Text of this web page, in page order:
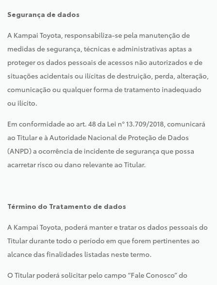
Segurança de dados
A Kampai Toyota, responsabiliza-se pela manutenção de
medidas de segurança, técnicas e administrativas aptas a
proteger os dados pessoais de acessos não autorizados e de
situações acidentais ou ilícitas de destruição, perda, alteração,
comunicação ou qualquer forma de tratamento inadequado
ou ilícito.
Em conformidade ao art. 48 da Lei nº 13.709/2018, comunicará
ao Titular e à Autoridade Nacional de Proteção de Dados
(ANPD) a ocorrência de incidente de segurança que possa
acarretar risco ou dano relevante ao Titular.
Término do Tratamento de dados
A Kampai Toyota, poderá manter e tratar os dados pessoais do
Titular durante todo o período em que forem pertinentes ao
alcance das finalidades listadas neste termo.
O Titular poderá solicitar pelo campo “Fale Conosco” do